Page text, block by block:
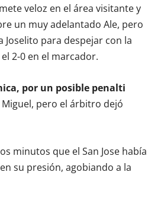
veloz en el área visitante y
un muy adelantado Ale, pero
Joselito para despejar con la
2-0 en el marcador.
por un posible penalti
pero el árbitro dejó
minutos que el San Jose había
su presión, agobiando a la